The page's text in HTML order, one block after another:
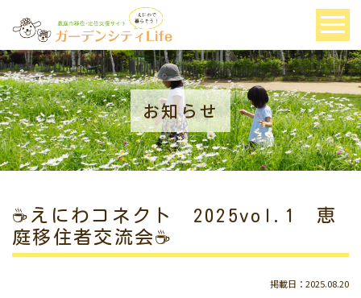
お知らせ
☕えにわコネクト 2025vol.1 恵
庭移住者交流会☕
掲載日：2025.08.20